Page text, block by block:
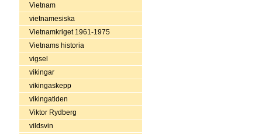
Vietnam
vietnamesiska
Vietnamkriget 1961-1975
Vietnams historia
vigsel
vikingar
vikingaskepp
vikingatiden
Viktor Rydberg
vildsvin